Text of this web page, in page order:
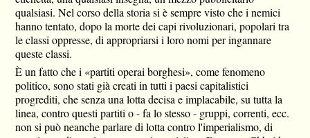
qualsiasi. Nel corso della storia si è sempre visto che i nemici
hanno tentato, dopo la morte dei capi rivoluzionari, popolari tra
le classi oppresse, di appropriarsi i loro nomi per ingannare
queste classi.
È un fatto che i «partiti operai borghesi», come fenomeno
politico, sono stati già creati in tutti i paesi capitalistici
progrediti, che senza una lotta decisa e implacabile, su tutta la
linea, contro questi partiti o - fa lo stesso - gruppi, correnti, ecc.
non si può neanche parlare di lotta contro l'imperialismo, di